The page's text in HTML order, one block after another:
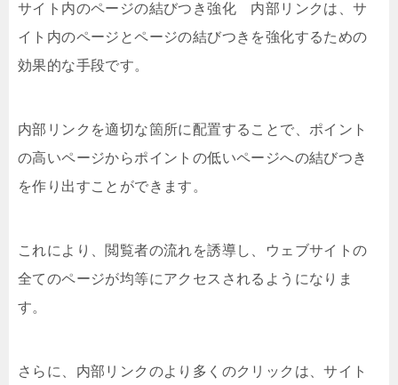
サイト内のページの結びつき強化 内部リンクは、サ
イト内のページとページの結びつきを強化するための
効果的な手段です。
内部リンクを適切な箇所に配置することで、ポイント
の高いページからポイントの低いページへの結びつき
を作り出すことができます。
これにより、閲覧者の流れを誘導し、ウェブサイトの
全てのページが均等にアクセスされるようになりま
す。
さらに、内部リンクのより多くのクリックは、サイト